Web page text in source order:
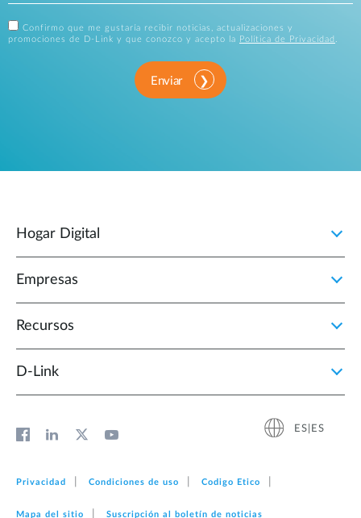
Confirmo que me gustaría recibir noticias, actualizaciones y
promociones de D-Link y que conozco y acepto la
Política de Privacidad .
Enviar
Hogar Digital
Empresas
Recursos
D‑Link
ES|ES
Privacidad Condiciones de uso Codigo Etico
Mapa del sitio Suscripción al boletín de noticias